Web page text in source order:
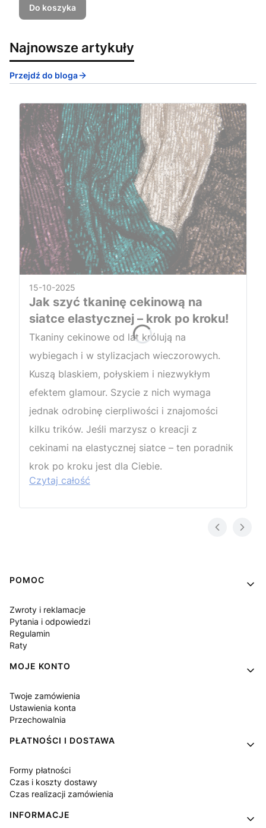
Do koszyka
Najnowsze artykuły
Przejdź do bloga
15-10-2025
Jak szyć tkaninę cekinową na
siatce elastycznej – krok po kroku!
Tkaniny cekinowe od lat królują na
wybiegach i w stylizacjach wieczorowych.
Kuszą blaskiem, połyskiem i niezwykłym
efektem glamour. Szycie z nich wymaga
jednak odrobinę cierpliwości i znajomości
kilku trików. Jeśli marzysz o kreacji z
cekinami na elastycznej siatce – ten poradnik
krok po kroku jest dla Ciebie.
Czytaj całość
Linki w stopce
POMOC
Zwroty i reklamacje
Pytania i odpowiedzi
Regulamin
Raty
MOJE KONTO
Twoje zamówienia
Ustawienia konta
Przechowalnia
PŁATNOŚCI I DOSTAWA
Formy płatności
Czas i koszty dostawy
Czas realizacji zamówienia
INFORMACJE